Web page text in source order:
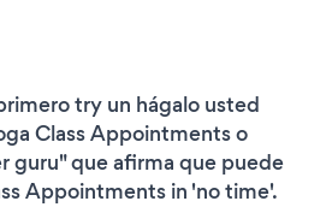
try un hágalo usted
Class Appointments o
guru" que afirma que puede
Appointments in 'no time'.